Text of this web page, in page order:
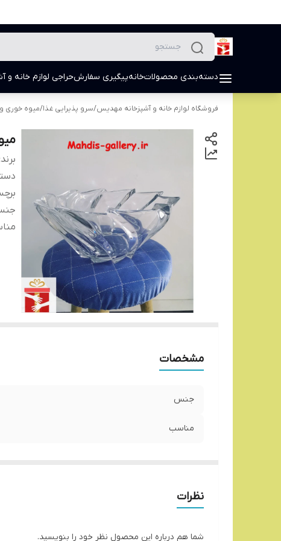
دسته‌بندی محصولاتخانهپیگیری سفارشحراجی لوازم خانه و
فروشگاه لوازم خانه و آشپزخانه مهدیس/سرو پذیرایی غذا/میوه خوری
مشخصات
جنس
مناسب
نظرات
شما هم درباره این محصول نظر خود را بنویسید.